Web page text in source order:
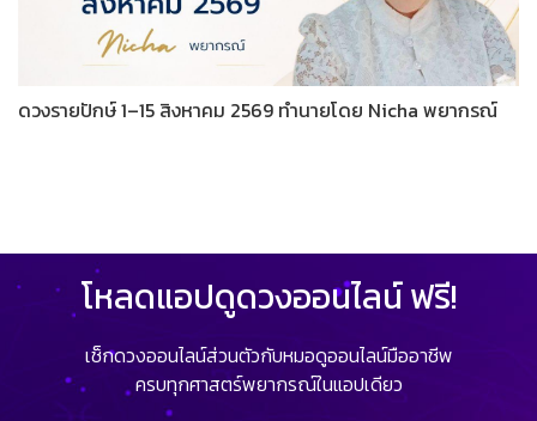
ดวงรายปักษ์ 1–15 สิงหาคม 2569 ทำนายโดย Nicha พยากรณ์
โหลดแอปดูดวงออนไลน์ ฟรี!
เช็กดวงออนไลน์ส่วนตัวกับหมอดูออนไลน์มืออาชีพ
ครบทุกศาสตร์พยากรณ์ในแอปเดียว